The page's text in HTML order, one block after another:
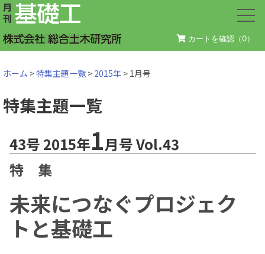
カートを確認（0）
ホーム >特集主題一覧 > 2015年 > 1月号
特集主題一覧
43号 2015年1月号 Vol.43
特 集
未来につなぐプロジェク
トと基礎工